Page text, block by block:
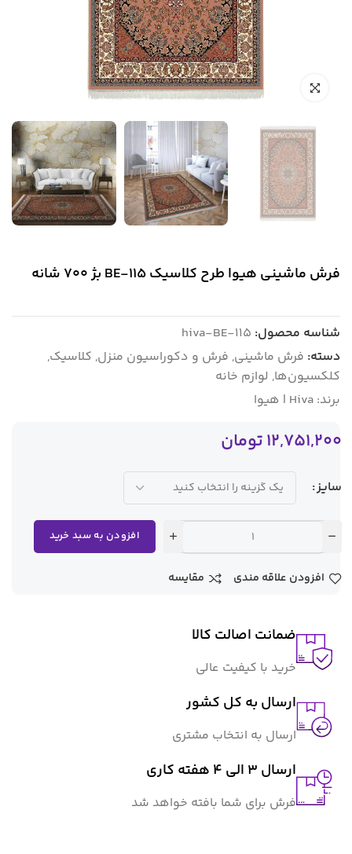
فرش ماشینی هیوا طرح کلاسیک BE-115 بژ ۷۰۰ شانه
شناسه محصول: hiva-BE-115
دسته: فرش ماشینی, فرش و دکوراسیون منزل, کلاسیک,
کلکسیون‌ها, لوازم خانه
برند: Hiva | هیوا
12,751,200تومان
سایز
افزودن به سبد خرید
افزودن علاقه مندی مقایسه
ضمانت اصالت کالا
خرید با کیفیت عالی
ارسال به کل کشور
ارسال به انتخاب مشتری
ارسال 3 الی 4 هفته کاری
فرش برای شما بافته خواهد شد